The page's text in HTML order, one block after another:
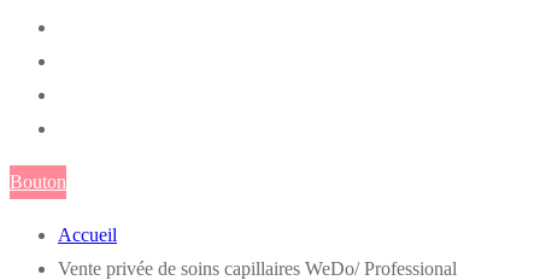
Bouton
Accueil
Vente privée de soins capillaires WeDo/ Professional